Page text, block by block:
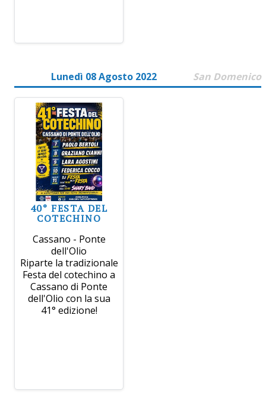
Lunedì 08 Agosto 2022 San Domenico
40° FESTA DEL
COTECHINO
Cassano - Ponte
dell'Olio
Riparte la tradizionale
Festa del cotechino a
Cassano di Ponte
dell'Olio con la sua
41° edizione!